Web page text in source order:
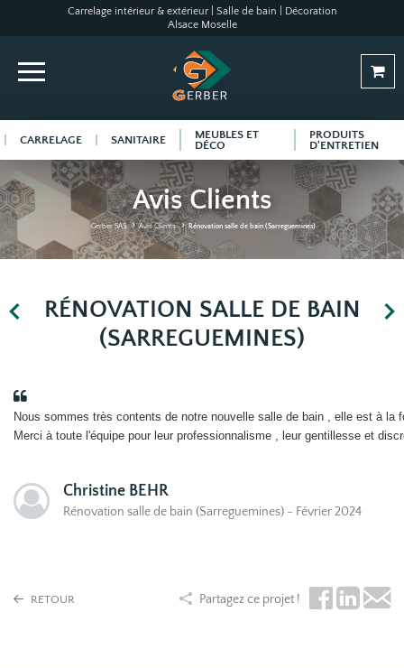
Carrelage intérieur & extérieur | Salle de bain | Décoration
Alsace Moselle
CARRELAGE SANITAIRE
MEUBLES ET
DÉCO
PRODUITS
D'ENTRETIEN
Avis Clients
Gerber SAS Avis Clients Rénovation salle de bain (Sarreguemines)
RÉNOVATION SALLE DE BAIN
(SARREGUEMINES)
Nous sommes très contents de notre nouvelle salle de bain , elle est à la
Merci à toute l'équipe pour leur professionnalisme , leur gentillesse et
Christine BEHR
Rénovation salle de bain (Sarreguemines) - Février 2024
RETOUR Partagez ce projet !